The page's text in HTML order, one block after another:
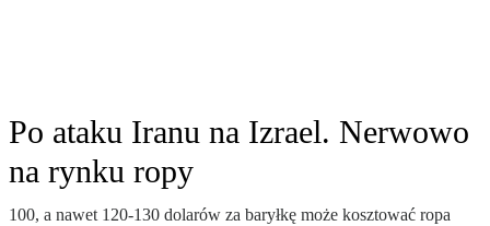
Po ataku Iranu na Izrael. Nerwowo
na rynku ropy
100, a nawet 120-130 dolarów za baryłkę może kosztować ropa